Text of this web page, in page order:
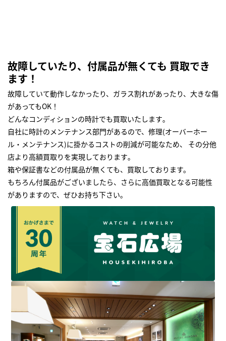
故障していたり、付属品が無くても 買取でき
ます！
故障していて動作しなかったり、ガラス割れがあったり、大きな傷
があってもOK！
どんなコンディションの時計でも買取いたします｡
自社に時計のメンテナンス部門があるので、修理(オーバーホー
ル・メンテナンス)に掛かるコストの削減が可能なため、 その分他
店より高額買取りを実現しております｡
箱や保証書などの付属品が無くても、買取しております。
もちろん付属品がございましたら、さらに高価買取となる可能性
がありますので、ぜひお持ち下さい｡